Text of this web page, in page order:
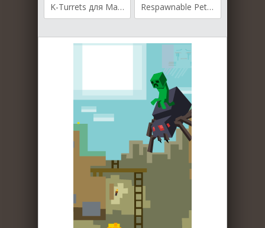
K-Turrets для Майнкрафт [1.19.3, 1.19.2, 1.18.2] Respawnable Pets для Майнкрафт 1.12.2